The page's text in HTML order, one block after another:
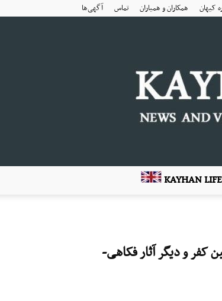
کیهان همکاران و همیاران تماس آگهی‌ها
KAYHAN LIFE
کفر و دیگر آثار فکاهی-